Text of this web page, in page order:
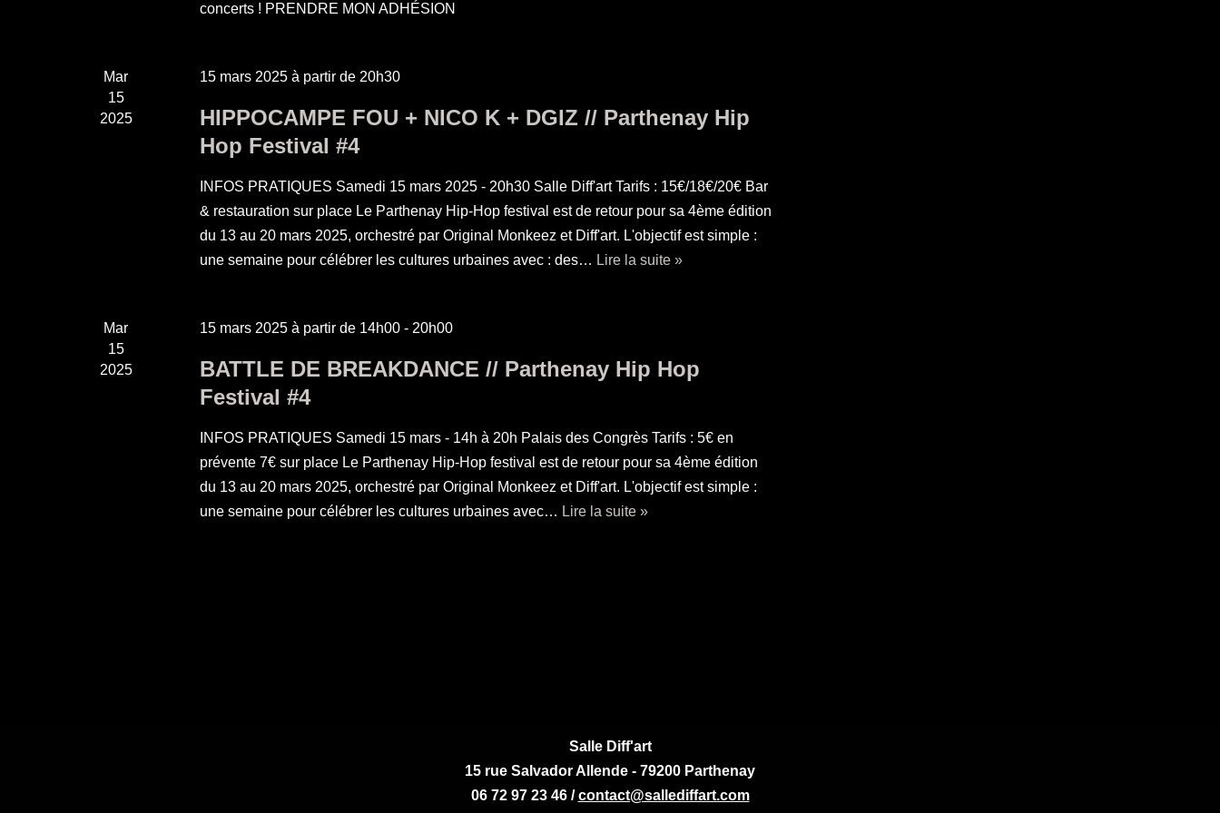
concerts ! PRENDRE MON ADHÉSION
Mar
15
2025
15 mars 2025 à partir de 20h30
HIPPOCAMPE FOU + NICO K + DGIZ // Parthenay Hip
Hop Festival #4
INFOS PRATIQUES Samedi 15 mars 2025 - 20h30 Salle Diff'art Tarifs : 15€/18€/20€ Bar
& restauration sur place Le Parthenay Hip-Hop festival est de retour pour sa 4ème édition
du 13 au 20 mars 2025, orchestré par Original Monkeez et Diff'art. L'objectif est simple :
une semaine pour célébrer les cultures urbaines avec : des… Lire la suite »
Mar
15
2025
15 mars 2025 à partir de 14h00- 20h00
BATTLE DE BREAKDANCE // Parthenay Hip Hop
Festival #4
INFOS PRATIQUES Samedi 15 mars - 14h à 20h Palais des Congrès Tarifs : 5€ en
prévente 7€ sur place Le Parthenay Hip-Hop festival est de retour pour sa 4ème édition
du 13 au 20 mars 2025, orchestré par Original Monkeez et Diff'art. L'objectif est simple :
une semaine pour célébrer les cultures urbaines avec… Lire la suite »
Salle Diff'art
15 rue Salvador Allende - 79200 Parthenay
06 72 97 23 46 /contact@sallediffart.com